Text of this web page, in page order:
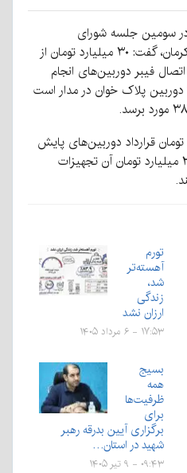
سومین جلسه شورای
پیشگیری از وقوع جرم استان کرمان، گفت: ۳۰ میلیارد تومان از
فیبر دوربین‌های انجام
شده و در حال حاضر حدود ۲۶ دوربین پلاک خوان در مدار است
حدود ۶۴ میلیارد تومان قرارداد دوربین‌های پایش
تصویری امضا شده و تاکنون ۲۸ میلیارد تومان آن تجهیزات
تورم
آهسته‌تر
شد،
زندگی
ارزان نشد
۱۷:۵۳ - ۶ مرداد ۱۴۰۵
بسیج
همه
ظرفیت‌ها
برای
برگزاری آیین بدرقه رهبر
شهید در استان…
۰۹:۴۳ - ۹ تیر ۱۴۰۵